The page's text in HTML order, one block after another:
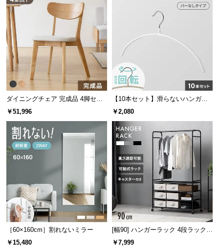
に
返
品・
キ
ャ
ン
セ
ル
に
つ
保
証
に
つ
い
ダイニングチェア 完成品 4脚セッ
ト
￥51,996
【10本セット】滑らないハンガー
回転フック
￥2,080
［60×160cm］割れないミラー
￥15,480
[幅90] ハンガーラック 4段ラック収
納 キャスター付き
￥7,999